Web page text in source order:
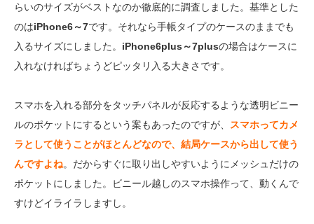
らいのサイズがベストなのか徹底的に調査しました。基準とした
のはiPhone6～7です。それなら手帳タイプのケースのままでも
入るサイズにしました。 iPhone6plus～7plusの場合はケースに
入れなければちょうどピッタリ入る大きさです。
スマホを入れる部分をタッチパネルが反応するような透明ビニー
ルのポケットにするという案もあったのですが、 スマホってカメ
ラとして使うことがほとんどなので、結局ケースから出して使う
んですよね。だからすぐに取り出しやすいようにメッシュだけの
ポケットにしました。ビニール越しのスマホ操作って、動くんで
すけどイライラしますし。